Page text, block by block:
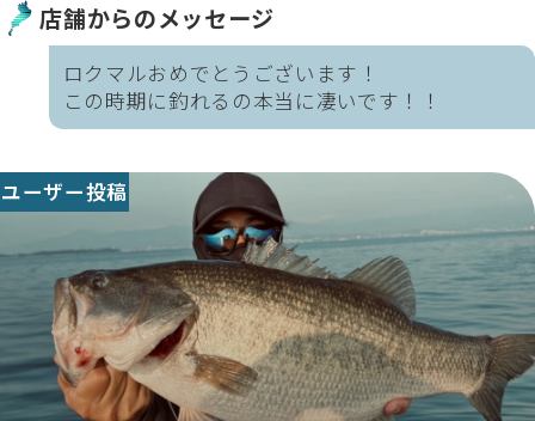
店舗からのメッセージ
ロクマルおめでとうございます！
この時期に釣れるの本当に凄いです！！
ユーザー投稿